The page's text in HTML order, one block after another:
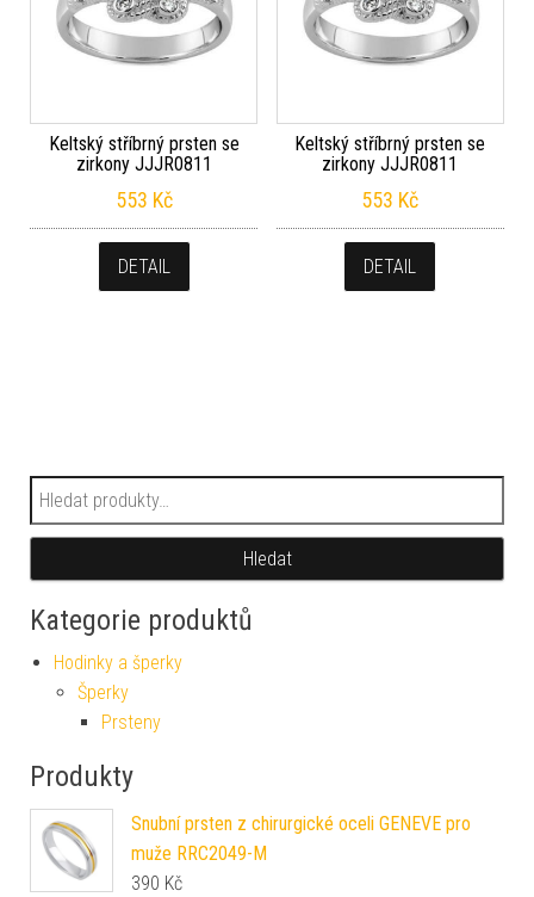
Keltský stříbrný prsten se
zirkony JJJR0811
553 Kč
DETAIL
Keltský stříbrný prsten se
zirkony JJJR0811
553 Kč
DETAIL
Hledat:
Hledat
Kategorie produktů
Hodinky a šperky
Šperky
Prsteny
Produkty
Snubní prsten z chirurgické oceli GENEVE pro
muže RRC2049-M
390 Kč